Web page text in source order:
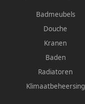
Badmeubels
Douche
Kranen
Baden
Radiatoren
Klimaatbeheersing